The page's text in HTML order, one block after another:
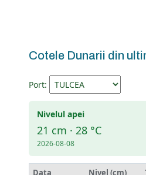
Cotele Dunarii din
Port:
Nivelul apei
21 cm · 28 °C
2026-08-08
Data Nivel (cm)